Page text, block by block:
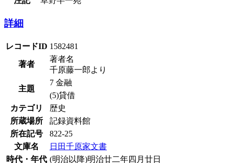
詳細
レコードID 1582481
著者
著者名
千原藤一郎より
主題
7 金融
(5)貸借
カテゴリ
歴史
所蔵場所
記録資料館
所在記号
822-25
文庫名
日田千原家文書
時代・年代 (明治以降)明治廿二年四月廿日